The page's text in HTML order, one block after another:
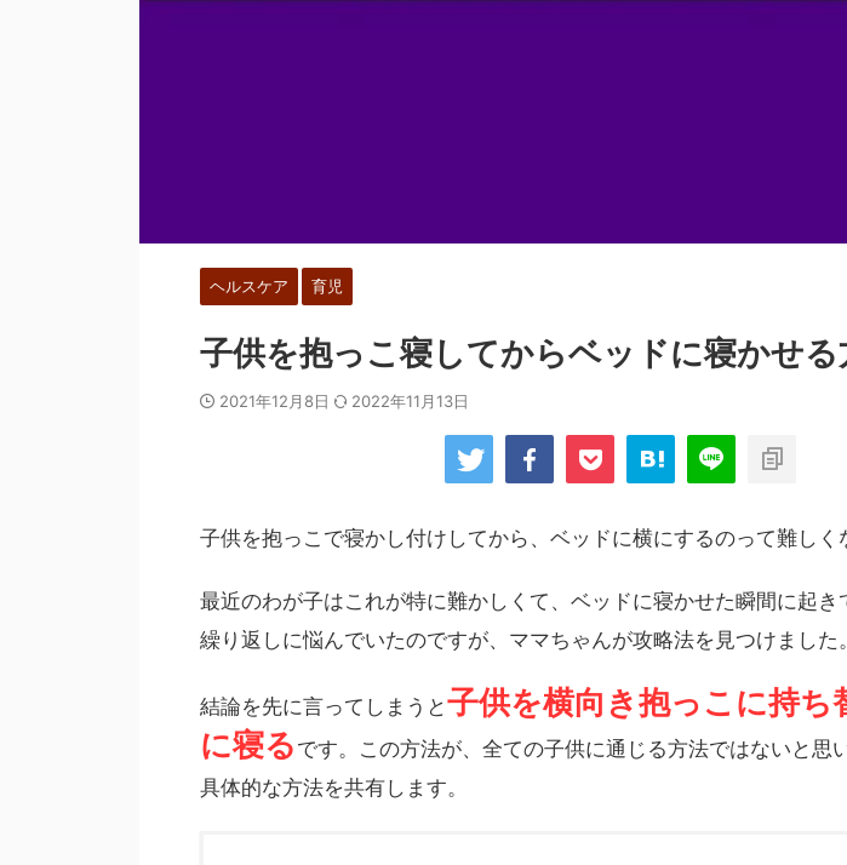
ヘルスケア 育児
子供を抱っこ寝してからベッドに寝かせる
2021年12月8日 2022年11月13日
子供を抱っこで寝かし付けしてから、ベッドに横にするのって難しく
最近のわが子はこれが特に難かしくて、ベッドに寝かせた瞬間に起き
繰り返しに悩んでいたのですが、ママちゃんが攻略法を見つけました。
結論を先に言ってしまうと子供を横向き抱っこに持ち
に寝る です。この方法が、全ての子供に通じる方法ではないと思
具体的な方法を共有します。